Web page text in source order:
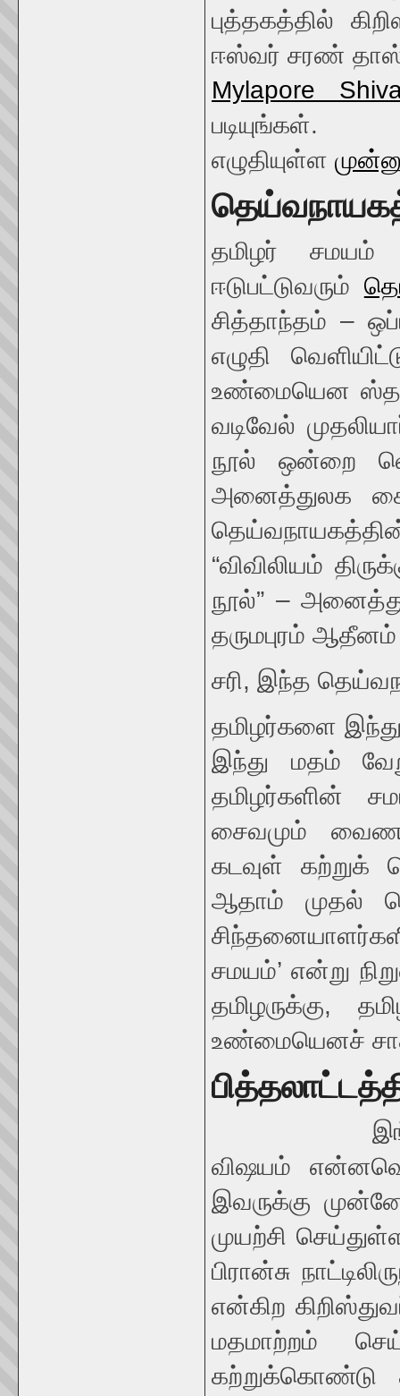
புத்தகத்தில்
ஈஸ்வர் சரண் தாஸ்
Mylapore
எழுதியுள்ள
தமிழர் சமயம்
ஈடுபட்டுவரும்
சித்தாந்தம் –
எழுதி
உண்மையென
வடிவேல்
நூல் ஒன்றை
அனைத்துலக
“விவிலியம்
நூல்” –
தருமபுரம்
சரி, இந்த
தமிழர்களை இந்து
இந்து மதம்
தமிழர்களின்
சைவமும்
கடவுள் கற்றுக்
ஆதாம் முதல்
சமயம்’ என்று
தமிழருக்கு,
உண்மையெனச்
விஷயம்
இவருக்கு
முயற்சி
பிரான்சு
என்கிற
மதமாற்றம்
கற்றுக்கொண்டு